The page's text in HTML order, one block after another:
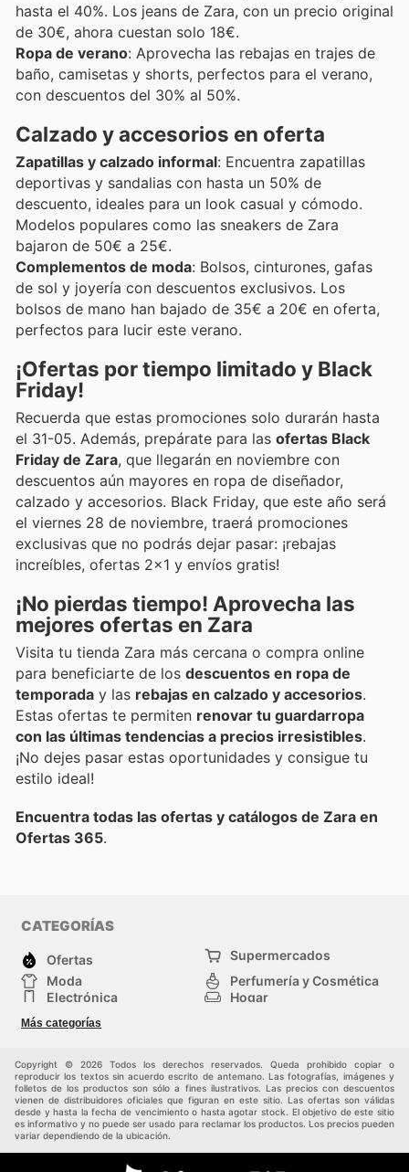
hasta el 40%. Los jeans de Zara, con un precio original
de 30€, ahora cuestan solo 18€.
Ropa de verano: Aprovecha las rebajas en trajes de
baño, camisetas y shorts, perfectos para el verano,
con descuentos del 30% al 50%.
Calzado y accesorios en oferta
Zapatillas y calzado informal: Encuentra zapatillas
deportivas y sandalias con hasta un 50% de
descuento, ideales para un look casual y cómodo.
Modelos populares como las sneakers de Zara
bajaron de 50€ a 25€.
Complementos de moda: Bolsos, cinturones, gafas
de sol y joyería con descuentos exclusivos. Los
bolsos de mano han bajado de 35€ a 20€ en oferta,
perfectos para lucir este verano.
¡Ofertas por tiempo limitado y Black
Friday!
Recuerda que estas promociones solo durarán hasta
el 31-05. Además, prepárate para las ofertas Black
Friday de Zara, que llegarán en noviembre con
descuentos aún mayores en ropa de diseñador,
calzado y accesorios. Black Friday, que este año será
el viernes 28 de noviembre, traerá promociones
exclusivas que no podrás dejar pasar: ¡rebajas
increíbles, ofertas 2x1 y envíos gratis!
¡No pierdas tiempo! Aprovecha las
mejores ofertas en Zara
Visita tu tienda Zara más cercana o compra online
para beneficiarte de los descuentos en ropa de
temporada y las rebajas en calzado y accesorios.
Estas ofertas te permiten renovar tu guardarropa
con las últimas tendencias a precios irresistibles.
¡No dejes pasar estas oportunidades y consigue tu
estilo ideal!
Encuentra todas las ofertas y catálogos de Zara en
Ofertas 365.
CATEGORÍAS
Ofertas
Supermercados
Moda
Perfumería y Cosmética
Electrónica
Hogar
Deporte
Juguetes y bebés
Más categorías
Copyright © 2026 Todos los derechos reservados. Queda prohibido copiar o
reproducir los textos sin acuerdo escrito de antemano. Las fotografías, imágenes y
folletos de los productos son sólo a fines ilustrativos. Las precios con descuentos
vienen de distribuidores oficiales que figuran en este sitio. Las ofertas son válidas
desde y hasta la fecha de vencimiento o hasta agotar stock. El objetivo de este sitio
es informativo y no puede ser usado para reclamar los productos. Los precios pueden
variar dependiendo de la ubicación.